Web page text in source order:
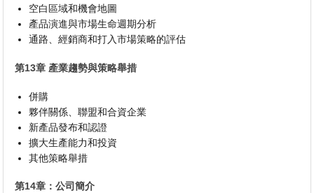
空白區域和機會地圖
產品演進與市場生命週期分析
通路、經銷商和打入市場策略的評估
第13章 產業趨勢與策略舉措
併購
夥伴關係、聯盟和合資企業
新產品發布和認證
擴大生產能力和投資
其他策略舉措
第14章：公司簡介